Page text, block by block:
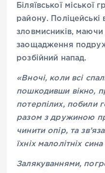
Біляївської міської
району.
зловмисників,
заощадження
розбійний напад.
«Вночі, коли всі
пошкодивши вікно,
потерпілих, побили
разом з дружиною
чинити опір, та
їхніх малолітніх
Залякуваннями,